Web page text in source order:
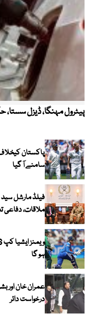
پیٹرول مہنگا، ڈیزل
سامنے آ گیا
فیلڈ مارشل سید
ملاقات، دفاعی
ہو گا
عمران خان اور
درخواست دائر